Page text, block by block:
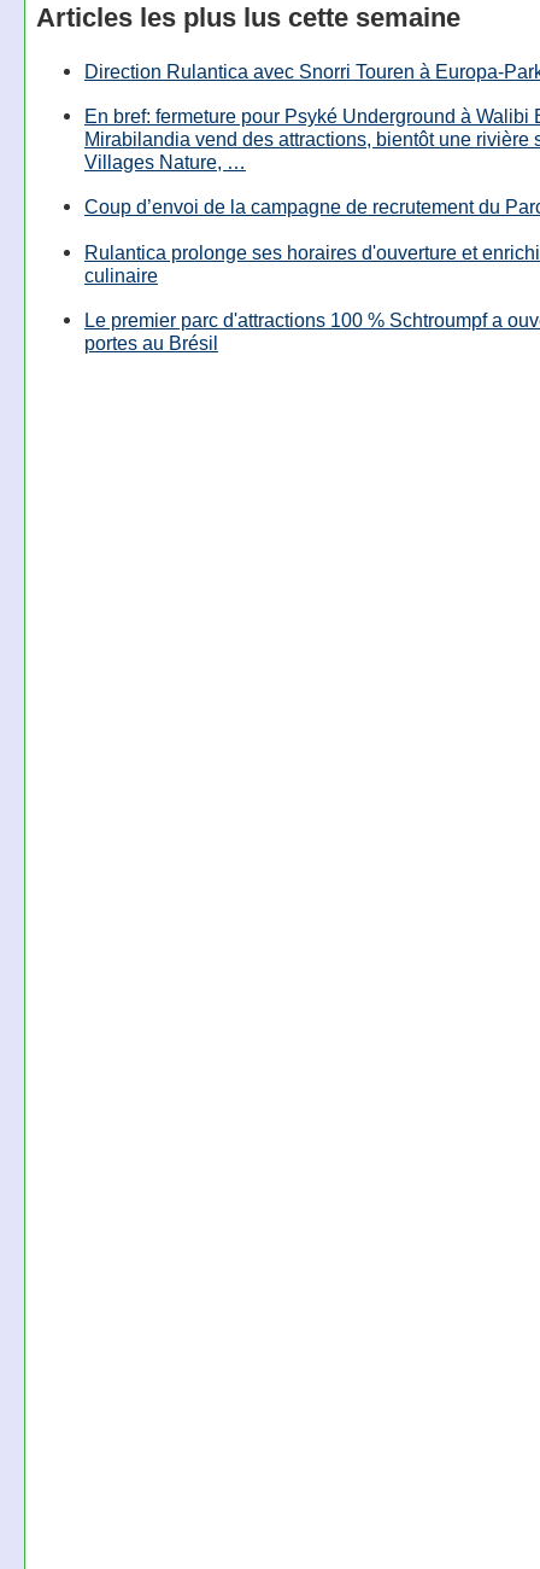
Articles les plus lus cette semaine
Direction Rulantica avec Snorri Touren à Europa-
En bref: fermeture pour Psyké Underground à Walibi
Mirabilandia vend des attractions, bientôt une rivière
Villages Nature, …
Coup d’envoi de la campagne de recrutement du
Rulantica prolonge ses horaires d'ouverture et
culinaire
Le premier parc d'attractions 100 % Schtroumpf a
portes au Brésil